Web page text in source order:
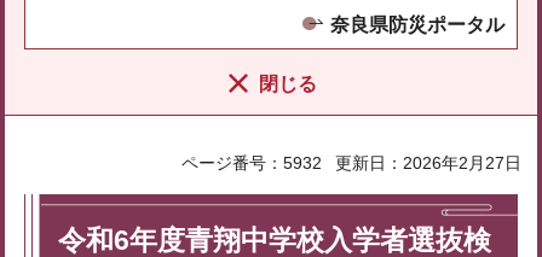
奈良県防災ポータル
閉じる
ページ番号：5932 更新日：2026年2月27日
令和6年度青翔中学校入学者選抜検